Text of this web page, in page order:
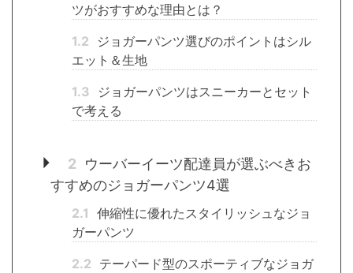
ツがおすすめな理由とは？
1.2
ジョガーパンツ選びのポイントはシル
エット＆生地
1.3
ジョガーパンツはスニーカーとセット
で考える
2
ウーバーイーツ配達員が選ぶべきお
すすめのジョガーパンツ4選
2.1 伸縮性に優れたスタイリッシュなジョ
ガーパンツ
2.2 テーパード型のスポーティブなジョガ